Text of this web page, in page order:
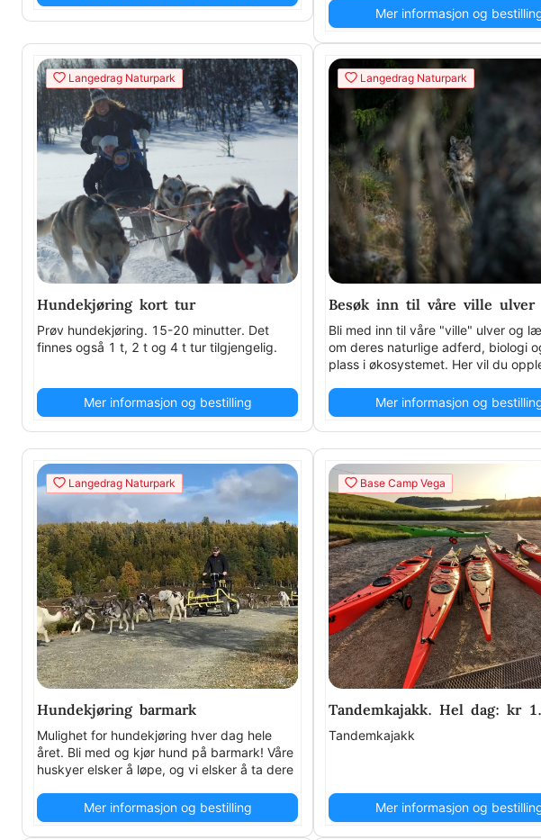
Mer informasjon og
Langedrag Naturpark
Hundekjøring kort tur
Prøv hundekjøring. 15-20 minutter. Det
finnes også 1 t, 2 t og 4 t tur tilgjengelig.
Mer informasjon og bestilling
Langedrag Naturpark
Besøk inn til våre ville ulver
Bli med inn til våre "ville" ulver og
om deres naturlige adferd, biologi
plass i økosystemet. Her vil du
aldersgrense.Mer informasjon og
Langedrag Naturpark
Hundekjøring barmark
Mulighet for hundekjøring hver dag hele
året. Bli med og kjør hund på barmark! Våre
huskyer elsker å løpe, og vi elsker å ta dere
lagt ut for online booking. Ta kontakt.
Mer informasjon og bestilling
Base Camp Vega
Tandemkajakk. Hel dag: kr
Tandemkajakk
Mer informasjon og